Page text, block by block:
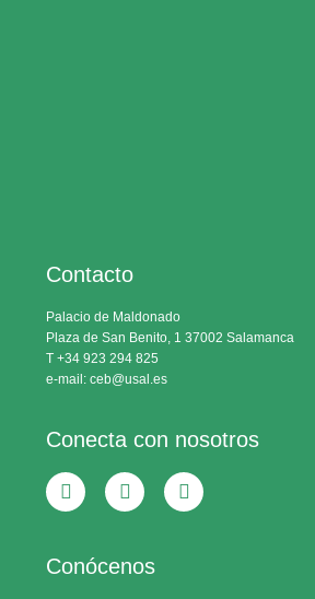
Contacto
Palacio de Maldonado
Plaza de San Benito, 1 37002 Salamanca
T +34 923 294 825
e-mail: ceb@usal.es
Conecta con nosotros
Conócenos